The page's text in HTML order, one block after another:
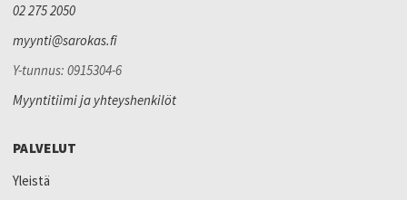
02 275 2050
myynti@sarokas.fi
Y-tunnus: 0915304-6
Myyntitiimi ja yhteyshenkilöt
PALVELUT
Yleistä